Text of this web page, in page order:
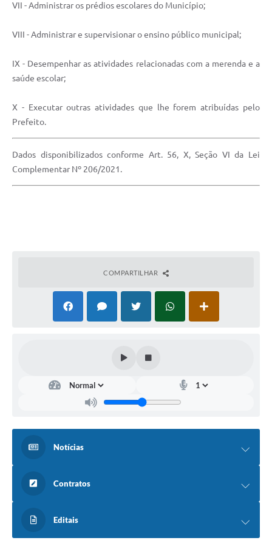
VII - Administrar os prédios escolares do Município;
VIII - Administrar e supervisionar o ensino público municipal;
IX - Desempenhar as atividades relacionadas com a merenda e a
saúde escolar;
X - Executar outras atividades que lhe forem atribuídas pelo
Prefeito.
Dados disponibilizados conforme Art. 56, X, Seção VI da Lei
Complementar Nº 206/2021.
COMPARTILHAR
Notícias
Contratos
Editais